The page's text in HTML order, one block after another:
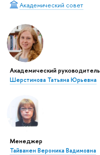
Академический совет
Академический руководитель
Шерстинова Татьяна Юрьевна
Менеджер
Тайванен Вероника Вадимовна